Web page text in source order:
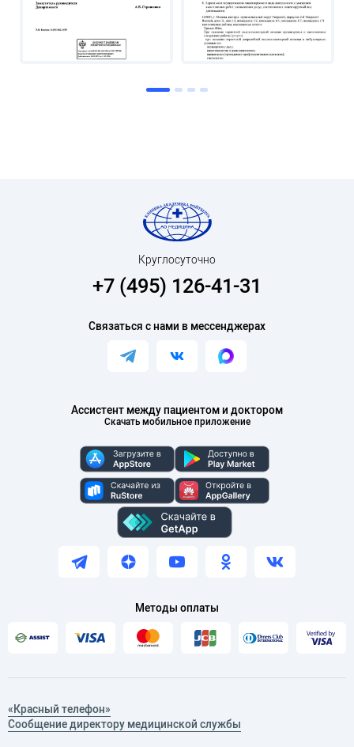
Ассистент между пациентом и доктором
Скачать мобильное приложение
Круглосуточно
+7 (495) 126-41-31
Связаться с нами в мессенджерах
Методы оплаты
«Красный телефон»
Сообщение директору медицинской службы